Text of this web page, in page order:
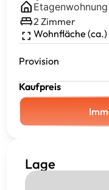
Etagenwohnung
2 Zimmer
Wohnfläche (ca.)
Provision
Kaufpreis
Lage